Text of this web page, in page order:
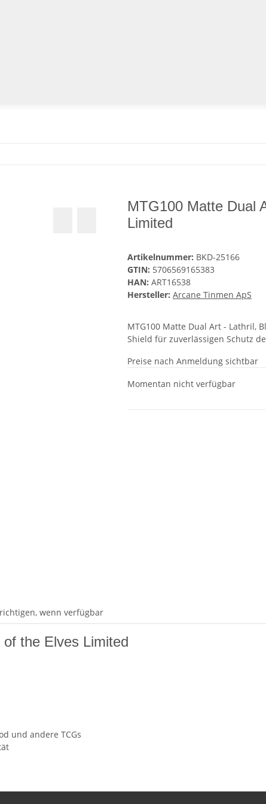
MTG100 Matte Dual
Limited
Artikelnummer: BKD-25166
GTIN: 5706569165383
HAN: ART16538
Hersteller: Arcane Tinmen ApS
MTG100 Matte Dual Art - Lathril,
Shield für zuverlässigen Schutz
Preise nach Anmeldung sichtbar
Momentan nicht verfügbar
wenn verfügbar
the Elves Limited
und andere TCGs